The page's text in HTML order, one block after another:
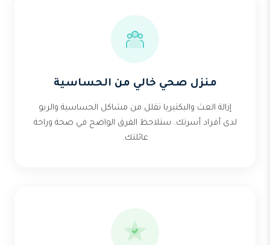
منزل صحي خالي من الحساسية
إزالة العث والبكتيريا تقلل من مشاكل الحساسية والربو
لدى أفراد أسرتك. ستلاحظ الفرق الواضح في صحة وراحة
عائلتك.